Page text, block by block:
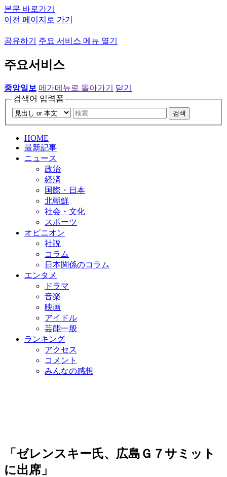
본문 바로가기
이전 페이지로 가기
공유하기 주요 서비스 메뉴 열기
주요서비스
중앙일보 메가메뉴로 돌아가기
닫기
검색어 입력폼
검색
HOME
最新記事
ニュース
政治
経済
国際・日本
北朝鮮
社会・文化
スポーツ
オピニオン
社説
コラム
日本関係のコラム
エンタメ
ドラマ
音楽
映画
アイドル
芸能一般
ランキング
アクセス
コメント
みんなの感想
「ゼレンスキー氏、広島Ｇ７サミット
に出席」